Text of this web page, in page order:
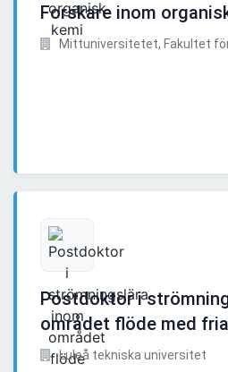
Forskare inom
Mittuniversitetet, Fakultet
Postdoktor i
området flöde med
Luleå tekniska universitet